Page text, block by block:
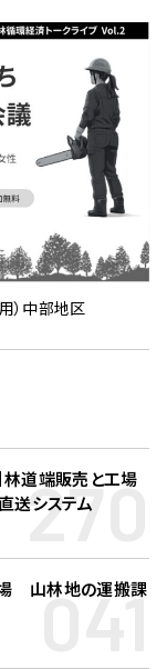
） 中部地区
林道端販売と工場
送システム
270
山林地の運搬課
041